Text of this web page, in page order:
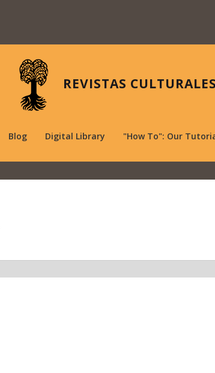
REVISTAS
Blog Digital Library "How To": Our